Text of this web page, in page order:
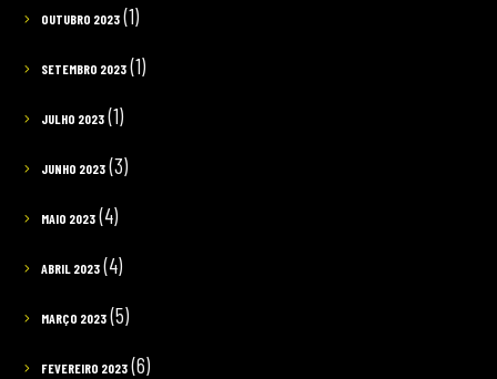
OUTUBRO 2023(1)
SETEMBRO 2023(1)
JULHO 2023(1)
JUNHO 2023(3)
MAIO 2023(4)
ABRIL 2023(4)
MARÇO 2023(5)
FEVEREIRO 2023(6)